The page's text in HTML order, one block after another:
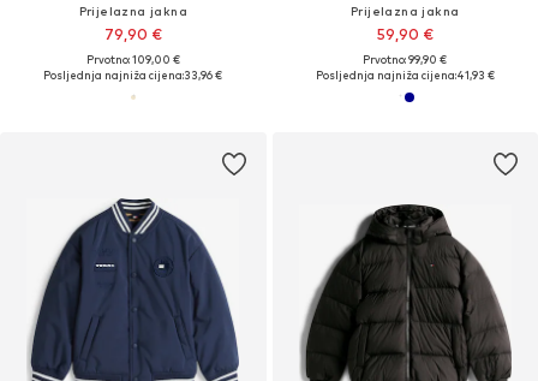
Prijelazna jakna
79,90 €
Prvotno: 109,00 €
Posljednja najniža cijena:33,96 €
Prijelazna jakna
59,90 €
Prvotno: 99,90 €
Posljednja najniža cijena:41,93 €